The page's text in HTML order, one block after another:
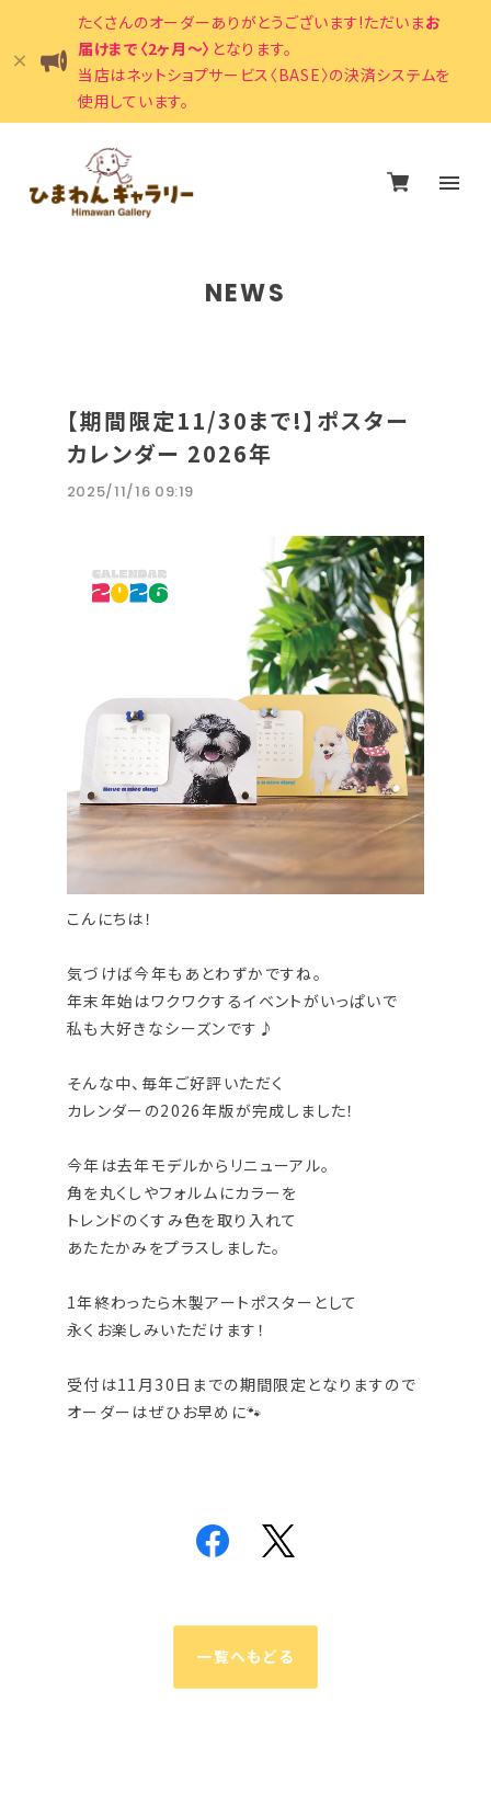
たくさんのオーダーありがとうございます!ただいまお
届けまで〈2ヶ月〜〉 となります。
当店はネットショプサービス〈BASE〉の決済システムを
使用しています。
NEWS
【期間限定11/30まで!】ポスター
カレンダー 2026年
2025/11/16 09:19
こんにちは！
気づけば今年もあとわずかですね。
年末年始はワクワクするイベントがいっぱいで
私も大好きなシーズンです♪
そんな中、毎年ご好評いただく
カレンダーの2026年版が完成しました！
今年は去年モデルからリニューアル。
角を丸くしやフォルムにカラーを
トレンドのくすみ色を取り入れて
あたたかみをプラスしました。
1年終わったら木製アートポスターとして
永くお楽しみいただけます！
受付は11月30日までの期間限定となりますので
オーダーはぜひお早めに🐾
一覧へもどる